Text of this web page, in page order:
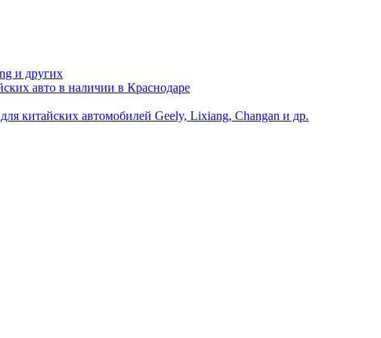
и других
авто в наличии в Краснодаре
автомобилей Geely, Lixiang, Changan и др.